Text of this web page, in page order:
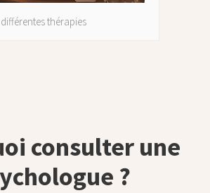
différentes thérapies
consulter une
?